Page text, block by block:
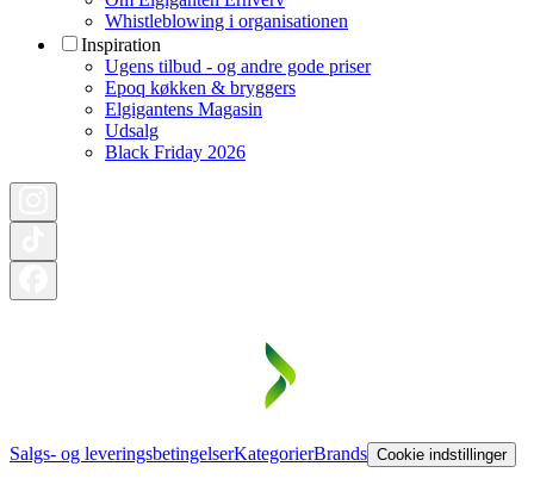
Whistleblowing i organisationen
Inspiration
Ugens tilbud - og andre gode priser
Epoq køkken & bryggers
Elgigantens Magasin
Udsalg
Black Friday 2026
Salgs- og leveringsbetingelserKategorierBrands Cookie indstillinger